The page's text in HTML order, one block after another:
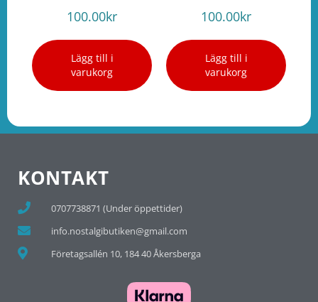
100.00kr
Lägg till i
varukorg
100.00kr
Lägg till i
varukorg
KONTAKT
0707738871 (Under öppettider)
info.nostalgibutiken@gmail.com
Företagsallén 10, 184 40 Åkersberga